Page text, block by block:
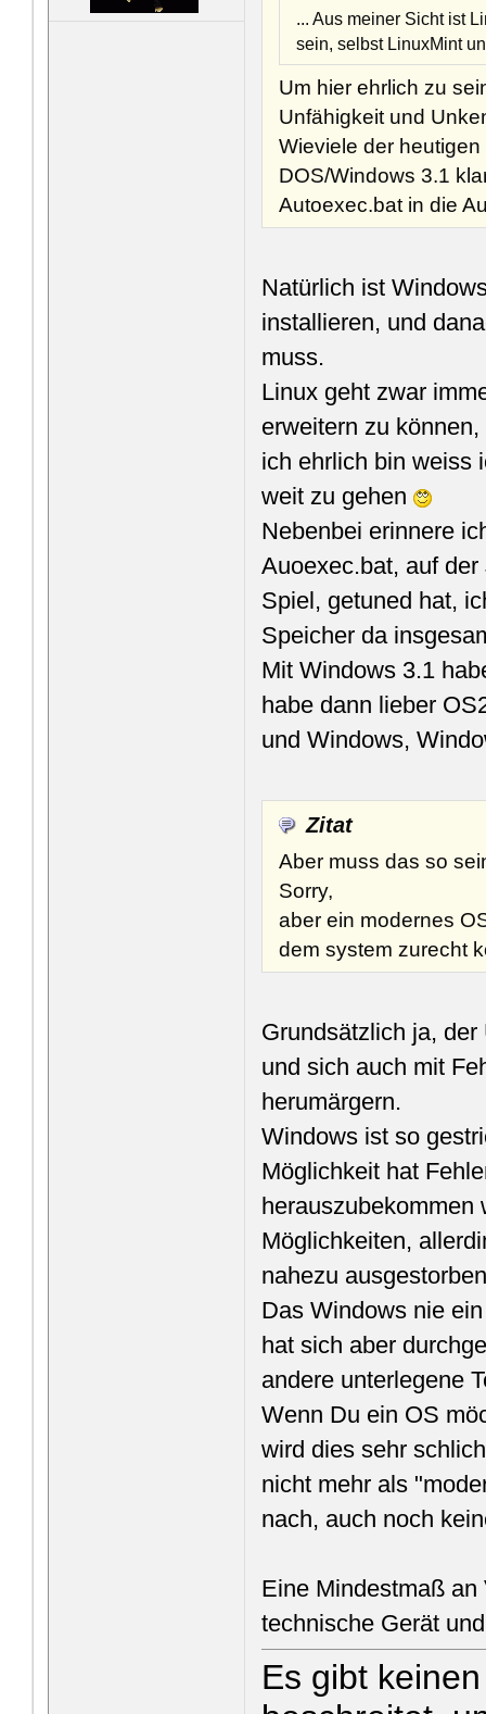
... Aus meiner Sicht ist
sein, selbst LinuxMint
Um hier ehrlich zu
Unfähigkeit und
Wieviele der
DOS/Windows 3.1
Autoexec.bat in die
Natürlich ist
installieren, und
muss.
Linux geht zwar
erweitern zu
ich ehrlich bin weiss
weit zu gehen
Nebenbei erinnere
Auoexec.bat, auf
Spiel, getuned hat,
Speicher da
Mit Windows 3.1
habe dann lieber
und Windows,
Zitat
Aber muss das so
Sorry,
aber ein modernes
dem system zurecht
Grundsätzlich ja,
und sich auch mit
herumärgern.
Windows ist so
Möglichkeit hat
herauszubekommen
Möglichkeiten,
nahezu
Das Windows nie
hat sich aber
andere unterlegene
Wenn Du ein OS
wird dies sehr
nicht mehr als
nach, auch noch
Eine Mindestmaß
technische Gerät
Es gibt